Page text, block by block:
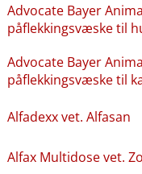
Advocate Bayer
påflekkingsvæske til
Advocate Bayer
påflekkingsvæske til
Alfadexx vet. Alfasan
Alfax Multidose vet.